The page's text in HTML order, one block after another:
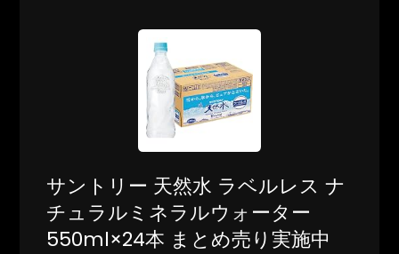
サントリー 天然水 ラベルレス ナ
チュラルミネラルウォーター
550ml×24本 まとめ売り実施中